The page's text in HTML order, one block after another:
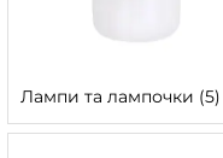
Лампи та лампочки (5)